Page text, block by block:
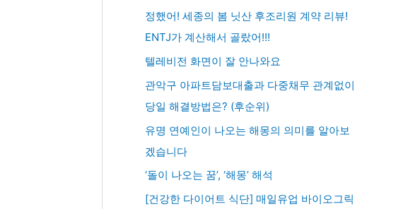
정했어! 세종의 봄 닛산 후조리원 계약 리뷰!
ENTJ가 계산해서 골랐어!!!
텔레비전 화면이 잘 안나와요
관악구 아파트담보대출과 다중채무 관계없이
당일 해결방법은? (후순위)
유명 연예인이 나오는 해몽의 의미를 알아보
겠습니다
‘돌이 나오는 꿈’, ‘해몽’ 해석
[건강한 다이어트 식단] 매일유업 바이오그릭